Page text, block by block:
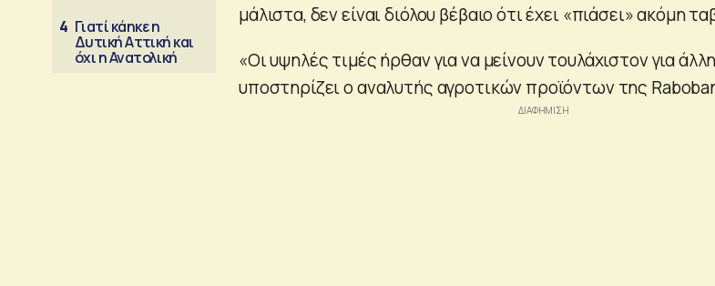
4 Γιατί κάηκε η
Δυτική Αττική και
όχι η Ανατολική
μάλιστα, δεν είναι διόλου βέβαιο ότι έχει «πιάσει» ακόμη
«Οι υψηλές τιμές ήρθαν για να μείνουν τουλάχιστον για
υποστηρίζει ο αναλυτής αγροτικών προϊόντων της